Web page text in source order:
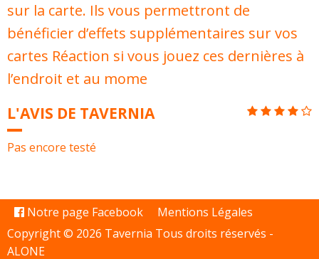
sur la carte. Ils vous permettront de
bénéficier d’effets supplémentaires sur vos
cartes Réaction si vous jouez ces dernières à
l’endroit et au mome
L'AVIS DE TAVERNIA
Pas encore testé
Notre page Facebook
Mentions Légales
Copyright © 2026 Tavernia Tous droits réservés -
ALONE